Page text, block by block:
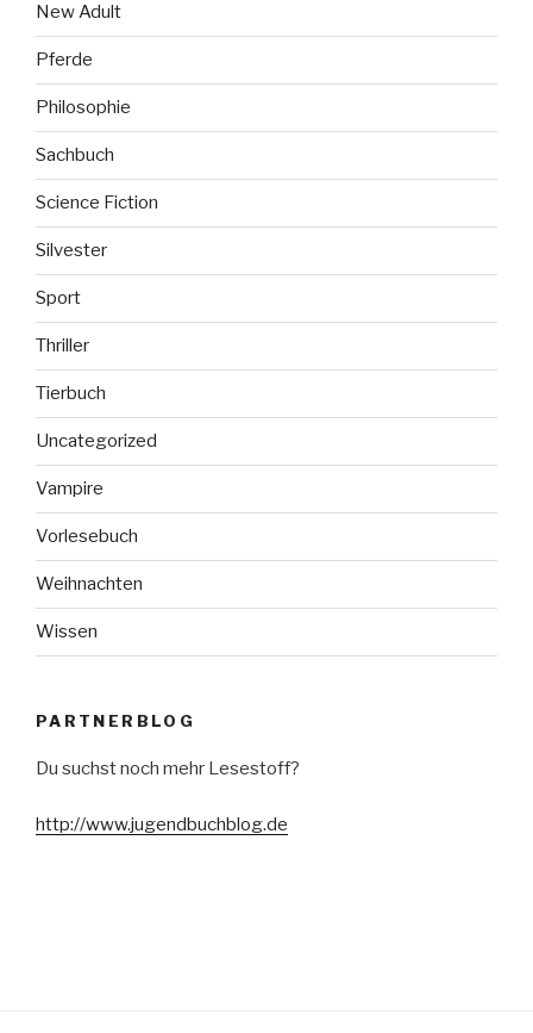
New Adult
Pferde
Philosophie
Sachbuch
Science Fiction
Silvester
Sport
Thriller
Tierbuch
Uncategorized
Vampire
Vorlesebuch
Weihnachten
Wissen
PARTNERBLOG
Du suchst noch mehr Lesestoff?
http://www.jugendbuchblog.de